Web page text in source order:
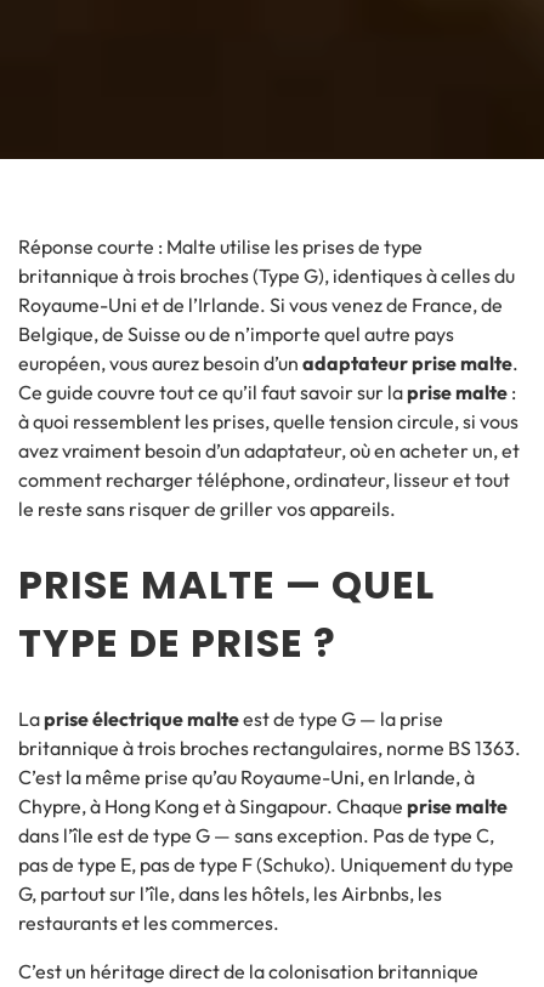
Réponse courte : Malte utilise les prises de type
britannique à trois broches (Type G), identiques à celles du
Royaume-Uni et de l’Irlande. Si vous venez de France, de
Belgique, de Suisse ou de n’importe quel autre pays
européen, vous aurez besoin d’un adaptateur prise malte.
Ce guide couvre tout ce qu’il faut savoir sur laprise malte :
à quoi ressemblent les prises, quelle tension circule, si vous
avez vraiment besoin d’un adaptateur, où en acheter un, et
comment recharger téléphone, ordinateur, lisseur et tout
le reste sans risquer de griller vos appareils.
PRISE MALTE — QUEL
TYPE DE PRISE ?
Laprise électrique malteest de type G — la prise
britannique à trois broches rectangulaires, norme BS 1363.
C’est la même prise qu’au Royaume-Uni, en Irlande, à
Chypre, à Hong Kong et à Singapour. Chaque prise malte
dans l’île est de type G — sans exception. Pas de type C,
pas de type E, pas de type F (Schuko). Uniquement du type
G, partout sur l’île, dans les hôtels, les Airbnbs, les
restaurants et les commerces.
C’est un héritage direct de la colonisation britannique